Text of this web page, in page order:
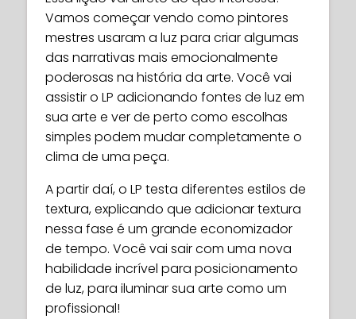
Vamos começar vendo como pintores
mestres usaram a luz para criar algumas
das narrativas mais emocionalmente
poderosas na história da arte. Você vai
assistir o LP adicionando fontes de luz em
sua arte e ver de perto como escolhas
simples podem mudar completamente o
clima de uma peça.
A partir daí, o LP testa diferentes estilos de
textura, explicando que adicionar textura
nessa fase é um grande economizador
de tempo. Você vai sair com uma nova
habilidade incrível para posicionamento
de luz, para iluminar sua arte como um
profissional!